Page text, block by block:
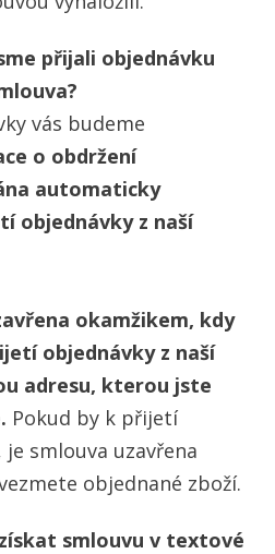
přijali objednávku
vás budeme
o obdržení
automaticky
objednávky z naší
okamžikem, kdy
objednávky z naší
adresu, kterou jste
Pokud by k přijetí
smlouva uzavřena
objednané zboží.
smlouvu v textové